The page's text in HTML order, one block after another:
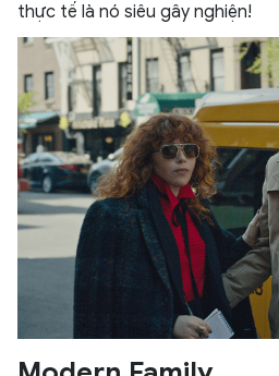
thực tế là nó siêu gây nghiện!